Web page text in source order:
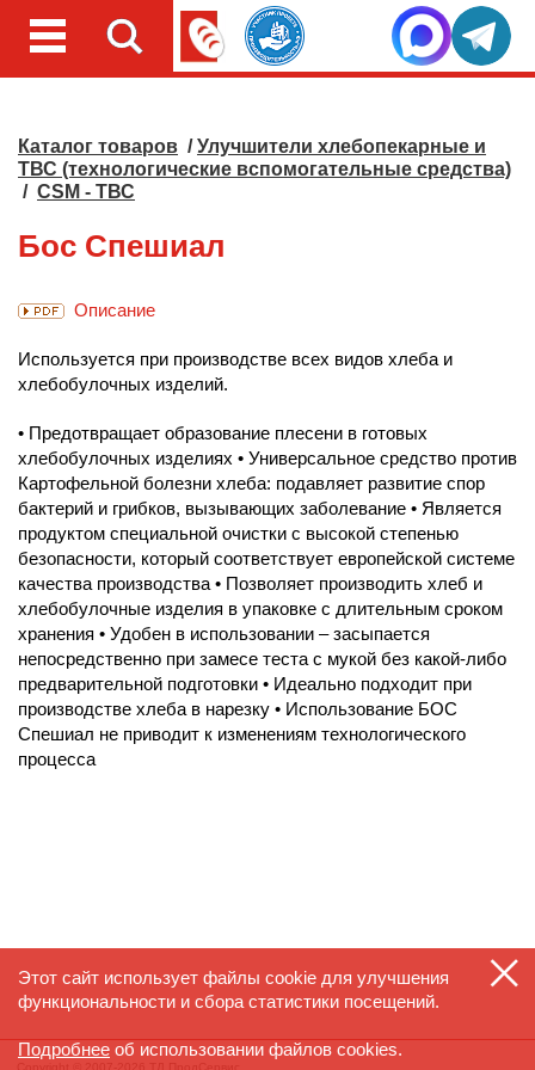
Каталог товаров /Улучшители хлебопекарные и
ТВС (технологические вспомогательные средства)
/ CSM - ТВС
Бос Спешиал
Описание
Используется при производстве всех видов хлеба и
хлебобулочных изделий.
• Предотвращает образование плесени в готовых
хлебобулочных изделиях • Универсальное средство против
Картофельной болезни хлеба: подавляет развитие спор
бактерий и грибков, вызывающих заболевание • Является
продуктом специальной очистки с высокой степенью
безопасности, который соответствует европейской системе
качества производства • Позволяет производить хлеб и
хлебобулочные изделия в упаковке с длительным сроком
хранения • Удобен в использовании – засыпается
непосредственно при замесе теста с мукой без какой-либо
предварительной подготовки • Идеально подходит при
производстве хлеба в нарезку • Использование БОС
Спешиал не приводит к изменениям технологического
процесса
Этот сайт использует файлы cookie для улучшения
функциональности и сбора статистики посещений.
Подробнее об использовании файлов cookies.